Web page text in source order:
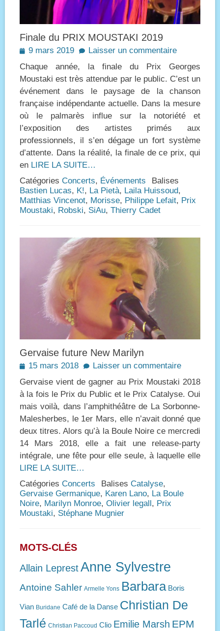
Finale du PRIX MOUSTAKI 2019
Posted
9 mars 2019
Laisser un commentaire
Chaque année, la finale du Prix Georges
Moustaki est très attendue par le public. C’est un
événement dans le paysage de la chanson
française indépendante actuelle. Dans la mesure
où le palmarès influe sur la notoriété et
l’exposition des artistes primés aux
professionnels, il s’en dégage un fort système
d’attente. Dans la réalité, la finale de ce prix, qui
en LIRE LA SUITE…
Catégories Concerts, Événements
Balises
Bastien Lucas, K!, La Pietà, Laila Huissoud,
Matthias Vincenot, Morisse, Philippe Lefait, Prix
Moustaki, Robski, SiAu, Thierry Cadet
Gervaise future New Marilyn
Posted
15 mars 2018
Laisser un commentaire
Gervaise vient de gagner au Prix Moustaki 2018
à la fois le Prix du Public et le Prix Catalyse. Oui
mais voilà, dans l’amphithéâtre de La Sorbonne-
Malesherbes, le 1er Mars, elle n’avait donné que
deux titres. Alors qu’à la Boule Noire ce mercredi
14 Mars 2018, elle a fait une release-party
intégrale, une fête pour elle seule, à laquelle elle
LIRE LA SUITE…
Catégories Concerts Balises Catalyse,
Gervaise Germanique, Karen Lano, La Boule
Noire, Marilyn Monroe, Olivier legall, Prix
Moustaki, Stéphane Mugnier
MOTS-CLÉS
Allain LeprestAnne Sylvestre
Antoine Sahler Armelle Yons Barbara Boris
Vian Buridane Café de la Danse Christian De
Tarlé Christian Paccoud Clio Emilie Marsh EPM